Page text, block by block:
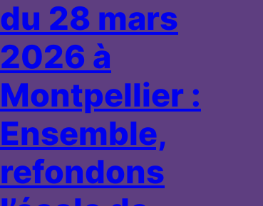
du 28 mars
2026 à
Montpellier :
Ensemble,
refondons